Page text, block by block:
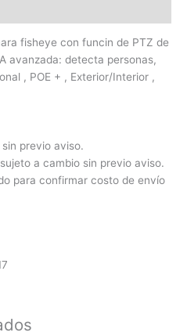
fisheye con funcin de PTZ de
avanzada: detecta personas,
, POE + , Exterior/Interior ,
previo aviso.
a cambio sin previo aviso.
para confirmar costo de envío